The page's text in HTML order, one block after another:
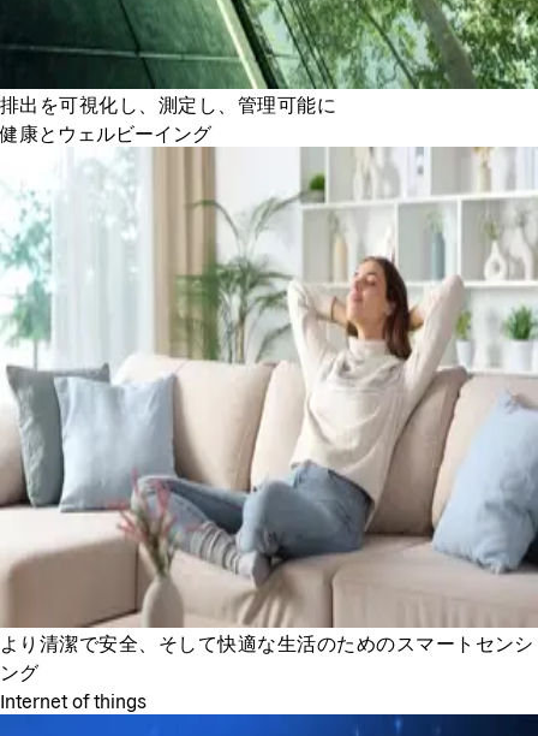
排出を可視化し、測定し、管理可能に
健康とウェルビーイング
より清潔で安全、そして快適な生活のためのスマートセンシ
ング
Internet of things